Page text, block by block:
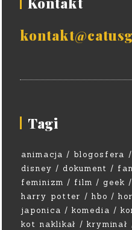
Tagi
animacja blogosfera
disney
dokument
feminizm
film geek
harry potter
hbo
japonica
komedia
kot naklikał
kryminał